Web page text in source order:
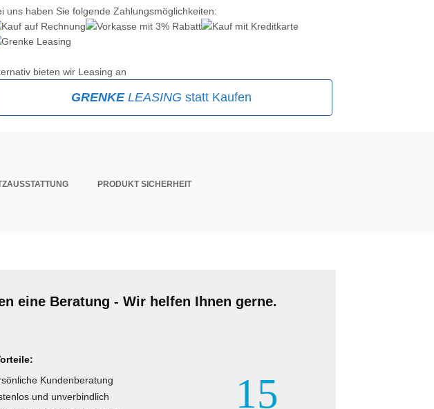
uns haben Sie folgende Zahlungsmöglichkeiten:
bieten wir Leasing an
GRENKE LEASING statt Kaufen
PRODUKT SICHERHEIT
eine Beratung - Wir helfen Ihnen gerne.
Kundenberatung
und unverbindlich
15